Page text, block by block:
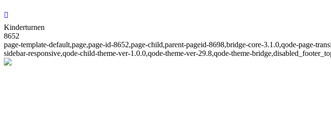
Kinderturnen
8652
page-template-default,page,page-id-8652,page-child,parent-pageid-8698,bridge-core-3.1.0,qode-page-
sidebar-responsive,qode-child-theme-ver-1.0.0,qode-theme-ver-29.8,qode-theme-